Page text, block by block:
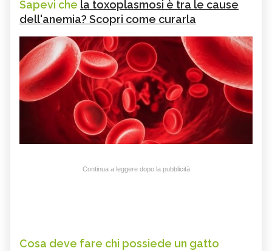
Sapevi che la toxoplasmosi è tra le cause
dell'anemia? Scopri come curarla
Continua a leggere dopo la pubblicità
Cosa deve fare chi possiede un gatto